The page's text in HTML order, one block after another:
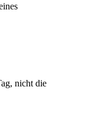
nicht die